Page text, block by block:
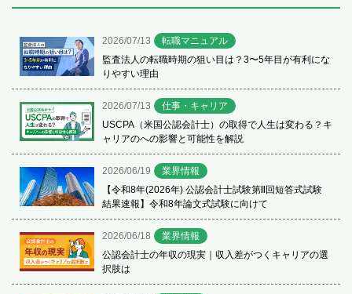
2026/07/13
転職マニュアル
監査法人の転職時期の狙い目は？3〜5年目が有利にな
りやすい理由
2026/07/13
仕事・キャリア
USCPA（米国公認会計士）の取得で人生は変わる？キ
ャリアのへの影響と可能性を解説
2026/06/19
業界情報
【令和8年(2026年) 公認会計士試験第Ⅱ回短答式試験
結果速報】令和8年論文式試験に向けて
2026/06/18
業界情報
公認会計士の年収の現実｜収入差がつくキャリアの選
択肢は